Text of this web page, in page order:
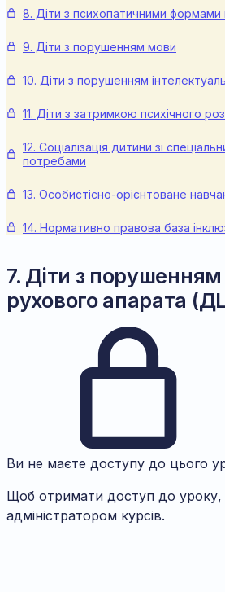
8. Діти з психопатичними формами
9. Діти з порушенням мови
10. Діти з порушенням
11. Діти з затримкою психічного
12. Соціалізація дитини зі
потребами
13. Особистісно-орієнтоване
14. Нормативно правова база
7. Діти з
рухового апарата
Ви не маєте доступу до цього
Щоб отримати доступ до уроку,
адміністратором курсів.